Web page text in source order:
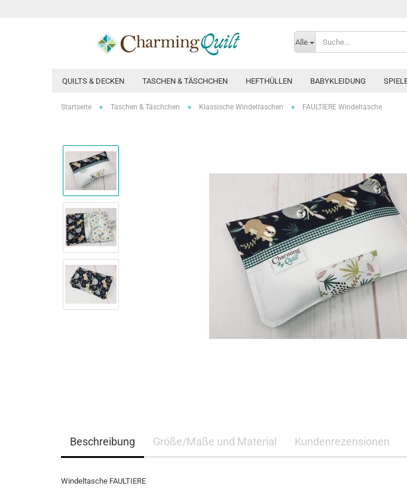
Alle
QUILTS & DECKEN TASCHEN & TÄSCHCHEN HEFTHÜLLEN BABYKLEIDUNG
Startseite » Taschen & Täschchen » Klassische Windeltaschen » FAULTIERE Windeltasche
Beschreibung Größe/Maße und Material Kundenrezensionen
Windeltasche FAULTIERE